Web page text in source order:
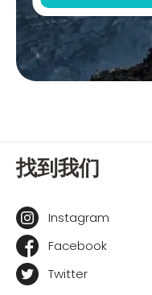
找到我们
Instagram
Facebook
Twitter